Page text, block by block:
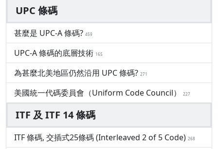
UPC 條碼
甚麼是 UPC-A 條碼? 459
UPC-A 條碼的底層技術 165
為甚麼北美地區仍然沿用 UPC 條碼? 271
美國統一代碼委員會（Uniform Code Council） 227
ITF 及 ITF 14 條碼
ITF 條碼, 交插式25條碼 (Interleaved 2 of 5 Code) 268